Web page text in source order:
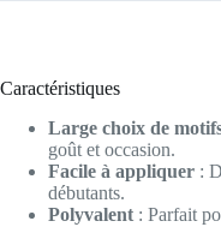
Caractéristiques
Large choix de
goût et occasion.
Facile à appliquer :
débutants.
Polyvalent : Parfait